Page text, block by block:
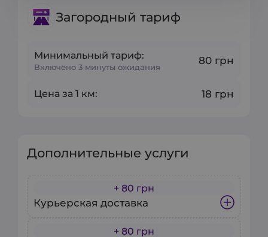
Загородный тариф
Минимальный тариф:
Включено 3 минуты ожидания
80 грн
Цена за 1 км: 18 грн
Дополнительные услуги
Курьерская доставка
+ 80 грн
Наш сервис курьерской
+ 80 грн